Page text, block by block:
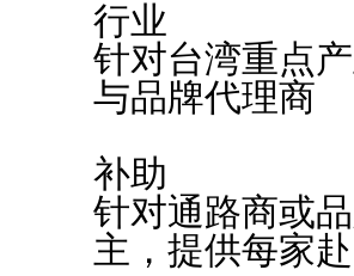
行业
针对台湾重点
与品牌代理商
补助
针对通路商或
主，提供每家